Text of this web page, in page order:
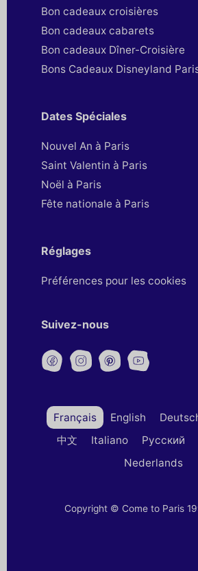
Bon cadeaux croisières
Bon cadeaux cabarets
Bon cadeaux Dîner-Croisière
Bons Cadeaux Disneyland
Dates Spéciales
Nouvel An à Paris
Saint Valentin à Paris
Noël à Paris
Fête nationale à Paris
Réglages
Préférences pour les cookies
Suivez-nous
Français English
中文
Italiano Русский
Nederlands
Copyright © Come to Paris